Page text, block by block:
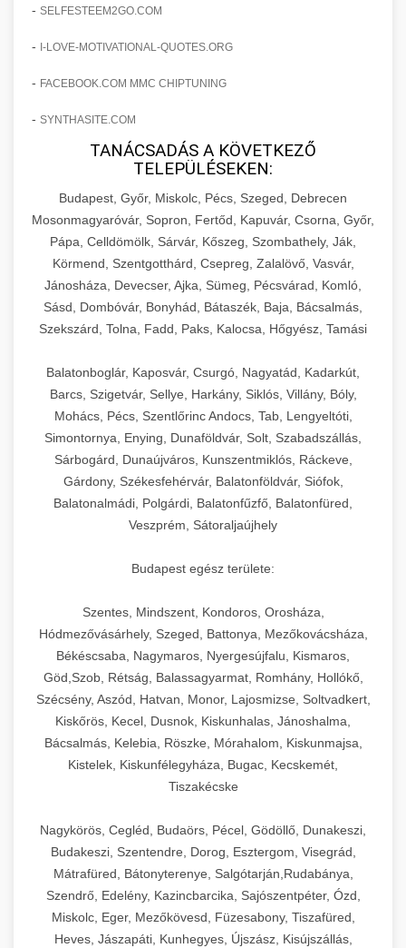
amelyek valós eredményeket hoznak.
szonyegtisztito.net
marketing stratégiai tervrajz
útjáról, bemutatva az utat a küzdő praxistól a
virágzó vállalkozásig 150%-os növekedéssel.
klinika átalakulási történet
Érdeklődés 150%-os Fokozása
Technikák és módszerek a páciensek
érdeklődésének és elkötelezettségének drámai
növeléséhez. Egy 150%-os fellendülési
esettanulmány gyakorlati betekintésekkel.
weboldal-keszites.co
elkötelezettség erősítési módszerek
🎮 19. AI Google Ads és Meta
Kampány Kezelés
Fejlett AI-alapú Google Ads és Meta hirdetési
kampánykezelés. Optimalizálja hirdetési
költségvetését gépi tanulással és
automatizálással.
aikampany.hu AI hirdetési automatizálás
🍞 20. Ipari Dagasztógép +
Professzionális ipari dagasztógépek és
tésztakeverő gépek pékségek és kereskedelmi
konyhák számára. Masszív konstrukció
megbízható teljesítményhez.
chef-iparikonyhagepek.hu
kereskedelmi tésztakeverő
🔪 21. Ipari Szeletelőgép +
Ipari hús- és sajtszeletelő gépek professzionális
élelmiszer-előkészítéshez. Precíziós vágás
állítható vastagság beállítással.
chef-iparikonyhagepek.hu
professzionális élelmiszer szeletelő
📦 22. Vákuumozó Gép +
Kereskedelmi vákuumcsomagoló berendezések
élelmiszerek tartósításához. Hosszabbítsa a
szavatossági időt és tartsa meg a termék
frissességét.
🎁 23. Vákuumfóliázó Gép +
Ipari vákuumfóliázó gépek professzionális
Hatékony lezárási és tartósítási megoldások.
chef-iparikonyhagepek.hu
kereskedelmi csomagoló gép
professzionális konyhák számára. Nagy
kapacitású sütő- és főzőberendezés precíz
hőmérséklet-szabályozással.
chef-iparikonyhagepek.hu
kereskedelmi sütősütő
❄️ 25. Ipari Hűtőszekrény +
Professzionális hűtőegységek és hűtőkamrák
kereskedelmi konyhák számára.
Energiahatékony hűtési megoldások nagy
kapacitással.
chef-iparikonyhagepek.hu
💧 26. Ipari Mosogatógép +
Kereskedelmi mosogatóberendezések nagy
forgalmú éttermi műveletekhez. Gyors tisztítási
ciklusok fertőtlenítési képességekkel.
chef-iparikonyhagepek.hu
🧀 27. Ipari Sajtreszelő Gép +
élelmiszer-előkészítéshez. Különböző reszelési
méretek különböző alkalmazásokhoz.
chef-iparikonyhagepek.hu
kereskedelmi sajtreszelő
🍳 28. Nagykonyhai
Berendezések
+
Teljes körű nagykonyhai berendezések és
professzionális vendéglátóipari kellékek.
- SELFESTEEM2GO.COM
- I-LOVE-MOTIVATIONAL-QUOTES.ORG
- FACEBOOK.COM MMC CHIPTUNING
- SYNTHASITE.COM
TANÁCSADÁS A KÖVETKEZŐ
TELEPÜLÉSEKEN:
Budapest, Győr, Miskolc, Pécs, Szeged, Debrecen
Mosonmagyaróvár, Sopron, Fertőd, Kapuvár, Csorna, Győr,
Pápa, Celldömölk, Sárvár, Kőszeg, Szombathely, Ják,
Körmend, Szentgotthárd, Csepreg, Zalalövő, Vasvár,
Jánosháza, Devecser, Ajka, Sümeg, Pécsvárad, Komló,
Sásd, Dombóvár, Bonyhád, Bátaszék, Baja, Bácsalmás,
Szekszárd, Tolna, Fadd, Paks, Kalocsa, Hőgyész, Tamási
Balatonboglár, Kaposvár, Csurgó, Nagyatád, Kadarkút,
Barcs, Szigetvár, Sellye, Harkány, Siklós, Villány, Bóly,
Mohács, Pécs, Szentlőrinc Andocs, Tab, Lengyeltóti,
Simontornya, Enying, Dunaföldvár, Solt, Szabadszállás,
Sárbogárd, Dunaújváros, Kunszentmiklós, Ráckeve,
Gárdony, Székesfehérvár, Balatonföldvár, Siófok,
Balatonalmádi, Polgárdi, Balatonfűzfő, Balatonfüred,
Veszprém, Sátoraljaújhely
Budapest egész területe:
Szentes, Mindszent, Kondoros, Orosháza,
Hódmezővásárhely, Szeged, Battonya, Mezőkovácsháza,
Békéscsaba, Nagymaros, Nyergesújfalu, Kismaros,
Göd,Szob, Rétság, Balassagyarmat, Romhány, Hollókő,
Szécsény, Aszód, Hatvan, Monor, Lajosmizse, Soltvadkert,
Kiskőrös, Kecel, Dusnok, Kiskunhalas, Jánoshalma,
Bácsalmás, Kelebia, Röszke, Mórahalom, Kiskunmajsa,
Kistelek, Kiskunfélegyháza, Bugac, Kecskemét,
Tiszakécske
Nagykörös, Cegléd, Budaörs, Pécel, Gödöllő, Dunakeszi,
Budakeszi, Szentendre, Dorog, Esztergom, Visegrád,
Mátrafüred, Bátonyterenye, Salgótarján,Rudabánya,
Szendrő, Edelény, Kazincbarcika, Sajószentpéter, Ózd,
Miskolc, Eger, Mezőkövesd, Füzesabony, Tiszafüred,
Heves, Jászapáti, Kunhegyes, Újszász, Kisújszállás,